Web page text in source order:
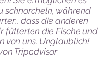
schnorcheln, während
dass die anderen
fütterten die Fische und
von uns. Unglaublich!
Tripadvisor